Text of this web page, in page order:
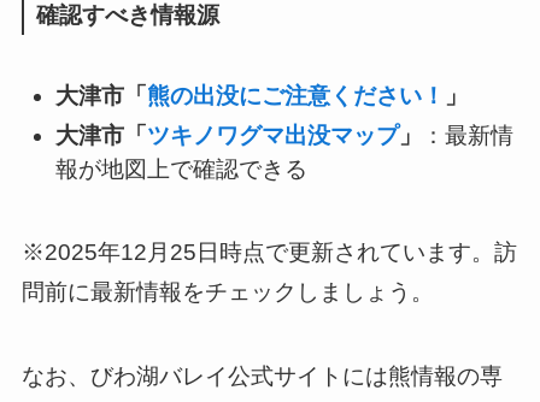
確認すべき情報源
大津市「 熊の出没にご注意ください！
」
大津市「 ツキノワグマ出没マップ」
：最新情
報が地図上で確認できる
※2025年12月25日時点で更新されています。訪
問前に最新情報をチェックしましょう。
なお、びわ湖バレイ公式サイトには熊情報の専